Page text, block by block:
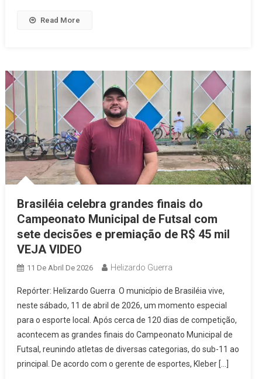
Read More
Brasiléia celebra grandes finais do
Campeonato Municipal de Futsal com
sete decisões e premiação de R$ 45 mil
VEJA VIDEO
11 De Abril De 2026 Helizardo Guerra
Repórter: Helizardo Guerra O município de Brasiléia vive,
neste sábado, 11 de abril de 2026, um momento especial
para o esporte local. Após cerca de 120 dias de competição,
acontecem as grandes finais do Campeonato Municipal de
Futsal, reunindo atletas de diversas categorias, do sub-11 ao
principal. De acordo com o gerente de esportes, Kleber […]